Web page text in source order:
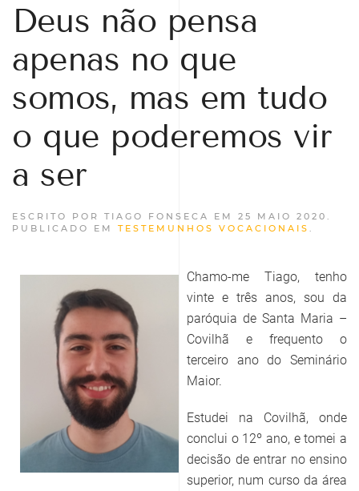
Deus não pensa
apenas no que
somos, mas em tudo
o que poderemos vir
a ser
ESCRITO POR TIAGO FONSECA EM 25 MAIO 2020 .
PUBLICADO EM TESTEMUNHOS VOCACIONAIS .
Chamo-me Tiago, tenho
vinte e três anos, sou da
paróquia de Santa Maria –
Covilhã e frequento o
terceiro ano do Seminário
Maior.
Estudei na Covilhã, onde
conclui o 12º ano, e tomei a
decisão de entrar no ensino
superior, num curso da área